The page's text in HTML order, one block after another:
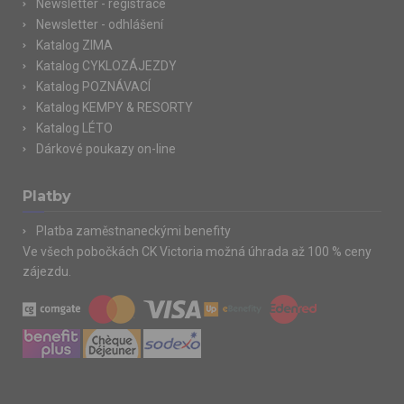
Newsletter - registrace
Newsletter - odhlášení
Katalog ZIMA
Katalog CYKLOZÁJEZDY
Katalog POZNÁVACÍ
Katalog KEMPY & RESORTY
Katalog LÉTO
Dárkové poukazy on-line
Platby
Platba zaměstnaneckými benefity
Ve všech pobočkách CK Victoria možná úhrada až 100 % ceny
zájezdu.